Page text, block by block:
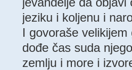
jeziku i koljenu i
I govoraše
dođe čas suda
zemlju i more i